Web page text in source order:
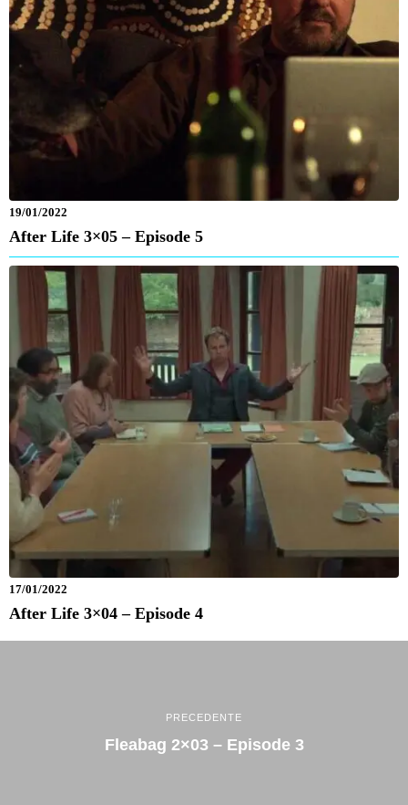
19/01/2022
After Life 3×05 – Episode 5
17/01/2022
After Life 3×04 – Episode 4
PRECEDENTE
Fleabag 2×03 – Episode 3